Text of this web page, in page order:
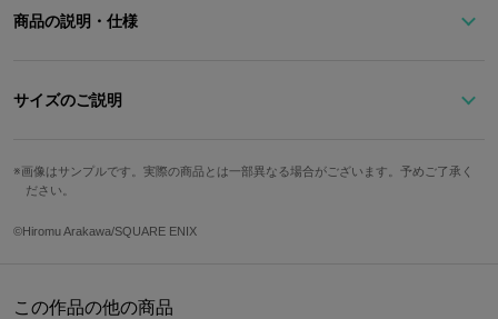
商品の説明・仕様
ッグ。
ます。「One is all, all is one.」が刻まれたプレートを、トッピング
サイズのご説明
サイズ 高さ 口幅/底幅 奥行き
127cm
画像はサンプルです。実際の商品とは一部異なる場合がございます。予めご了承く
ださい。
©Hiromu Arakawa/SQUARE ENIX
この作品の他の商品